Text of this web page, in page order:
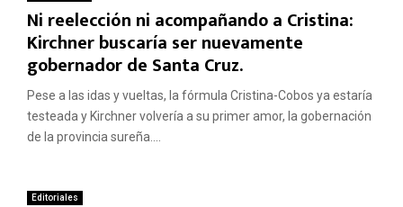
Ni reelección ni acompañando a Cristina:
Kirchner buscaría ser nuevamente
gobernador de Santa Cruz.
Pese a las idas y vueltas, la fórmula Cristina-Cobos ya estaría
testeada y Kirchner volvería a su primer amor, la gobernación
de la provincia sureña....
Editoriales